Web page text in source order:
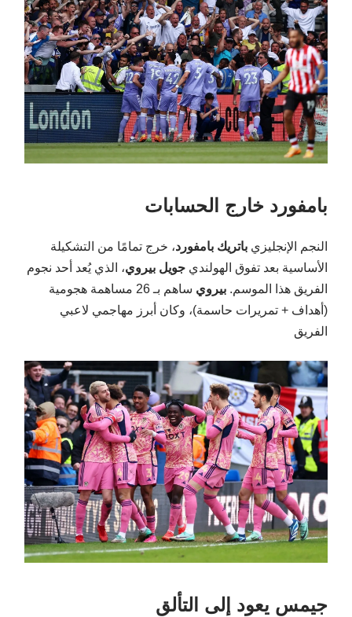
بامفورد خارج الحسابات
النجم الإنجليزي باتريك بامفورد، خرج تمامًا من التشكيلة
الأساسية بعد تفوق الهولندي جويل بيروي، الذي يُعد أحد نجوم
الفريق هذا الموسم. بيروي ساهم بـ 26 مساهمة هجومية
(أهداف + تمريرات حاسمة)، وكان أبرز مهاجمي لاعبي
الفريق
جيمس يعود إلى التألق